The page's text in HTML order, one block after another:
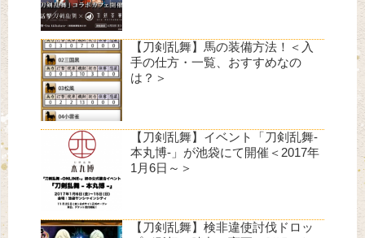
【刀剣乱舞】馬の装備方法！＜入
手の仕方・一覧、おすすめなの
は？＞
【刀剣乱舞】イベント「刀剣乱舞-
本丸博-」が池袋にて開催＜2017年
1月6日～＞
【刀剣乱舞】検非違使討伐ドロッ